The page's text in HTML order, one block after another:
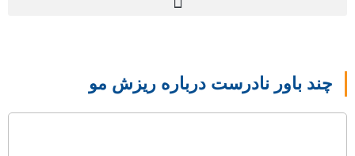
چند باور نادرست درباره ریزش مو